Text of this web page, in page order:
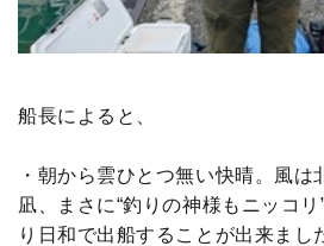
船長によると、
・朝から雲ひとつ無い快晴。風は
凪、まさに“釣りの神様もニッコ
り日和で出船することが出来まし